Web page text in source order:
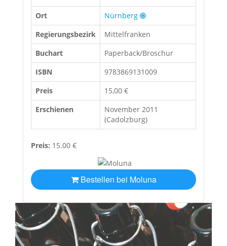
Ort
Nürnberg
Regierungsbezirk
Mittelfranken
Buchart
Paperback/Broschur
ISBN
9783869131009
Preis
15,00 €
Erschienen
November 2011
(Cadolzburg)
Preis: 15.00 €
Bestellen bei Moluna